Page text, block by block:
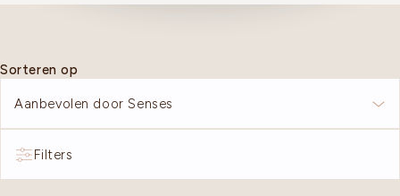
Sorteren op
Aanbevolen door Senses
Filters